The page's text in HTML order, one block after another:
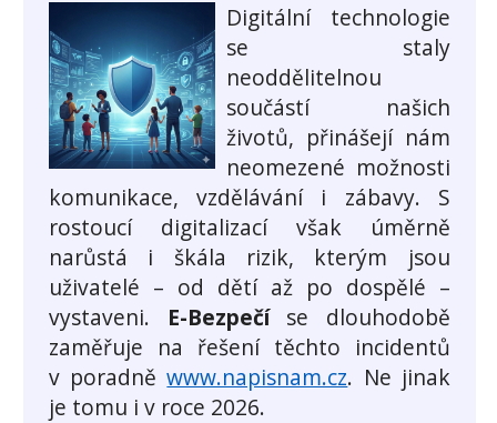
Digitální technologie
se staly
neoddělitelnou
součástí našich
životů, přinášejí nám
neomezené možnosti
komunikace, vzdělávání i zábavy. S
rostoucí digitalizací však úměrně
narůstá i škála rizik, kterým jsou
uživatelé – od dětí až po dospělé –
vystaveni. E-Bezpečí se dlouhodobě
zaměřuje na řešení těchto incidentů
v poradněwww.napisnam.cz. Ne jinak
je tomu i v roce 2026.